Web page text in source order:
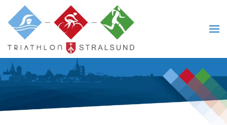
Skip to main content